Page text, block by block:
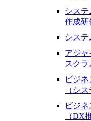
シス
作成研
シス
アジャ
スク
ビジ
（シ
ビジ
（DX